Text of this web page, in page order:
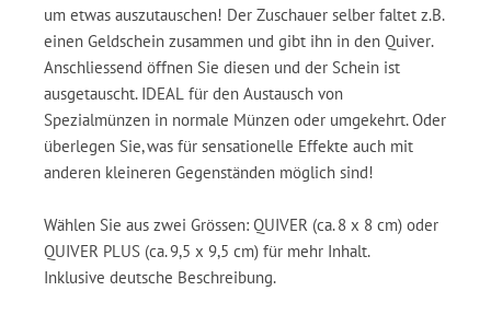
um etwas auszutauschen! Der Zuschauer selber faltet z.B.
einen Geldschein zusammen und gibt ihn in den Quiver.
Anschliessend öffnen Sie diesen und der Schein ist
ausgetauscht. IDEAL für den Austausch von
Spezialmünzen in normale Münzen oder umgekehrt. Oder
überlegen Sie, was für sensationelle Effekte auch mit
anderen kleineren Gegenständen möglich sind!
Wählen Sie aus zwei Grössen: QUIVER (ca. 8 x 8 cm) oder
QUIVER PLUS (ca. 9,5 x 9,5 cm) für mehr Inhalt.
Inklusive deutsche Beschreibung.